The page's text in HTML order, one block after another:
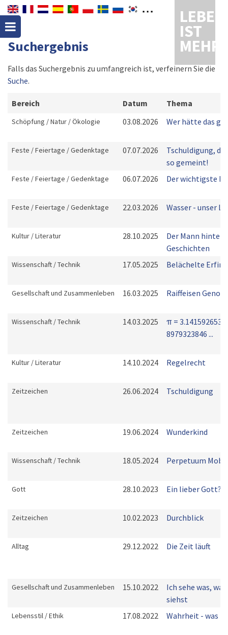
LEBEN
IST
MEHR
Suchergebnis
Falls das Suchergebnis zu umfangreich ist, verfeinern Sie die
Suche.
Bereich Datum Thema
Schöpfung / Natur / Ökologie 03.08.2026 Wer hätte das
Feste / Feiertage / Gedenktage 07.07.2026
Tschuldigung,
so gemeint!
Feste / Feiertage / Gedenktage 06.07.2026 Der wichtigste
Feste / Feiertage / Gedenktage 22.03.2026 Wasser - unser
Kultur / Literatur 28.10.2025
Der Mann hinter
Geschichten
Wissenschaft / Technik 17.05.2025 Belächelte
Gesellschaft und Zusammenleben 16.03.2025 Raiffeisen
Wissenschaft / Technik 14.03.2025
π = 3.1415926535
8979323846 ...
Kultur / Literatur 14.10.2024 Regelrecht
Zeitzeichen 26.06.2024 Tschuldigung
Zeitzeichen 19.06.2024 Wunderkind
Wissenschaft / Technik 18.05.2024 Perpetuum
Gott 28.10.2023 Ein lieber Gott?!
Zeitzeichen 10.02.2023 Durchblick
Alltag 29.12.2022 Die Zeit läuft
Gesellschaft und Zusammenleben 15.10.2022
Ich sehe was,
siehst
Lebensstil / Ethik 17.08.2022 Wahrheit - was